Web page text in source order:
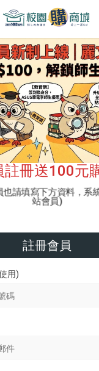
註冊送100元
也請填寫下方資料，系
站會員)
註冊會員
用)